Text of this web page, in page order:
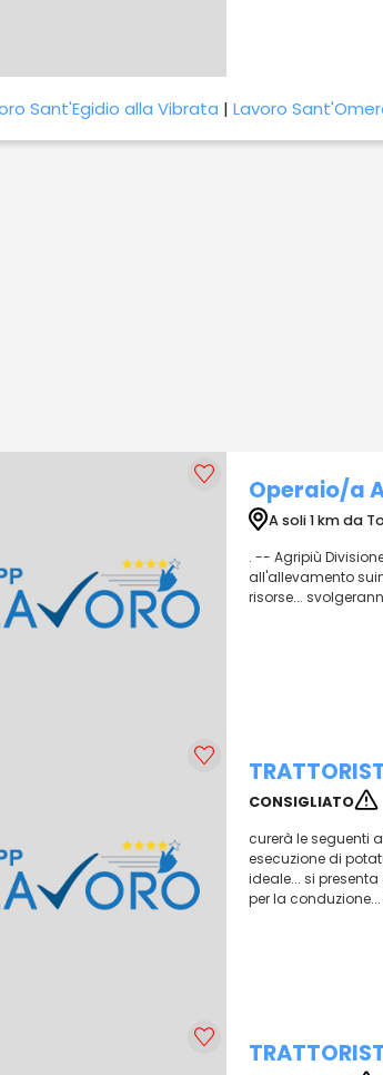
Sant'Egidio alla Vibrata | Lavoro
Operaio/a
A soli 1 km da
. -- Agripiù
all'allevamento
risorse...
CONSIGLIATO
curerà le seguenti
esecuzione di
ideale... si
per la